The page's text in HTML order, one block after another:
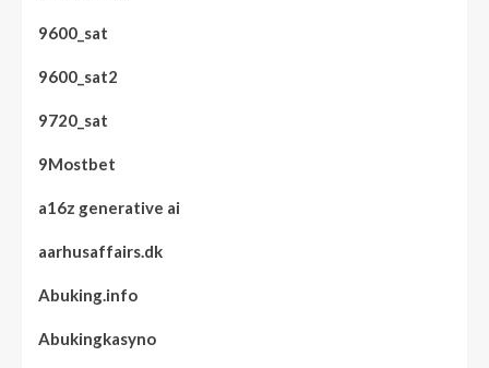
9600_sat
9600_sat2
9720_sat
9Mostbet
a16z generative ai
aarhusaffairs.dk
Abuking.info
Abukingkasyno